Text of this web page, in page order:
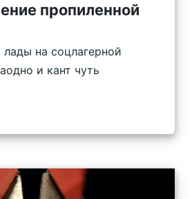
пропиленной
на соцлагерной
и кант чуть